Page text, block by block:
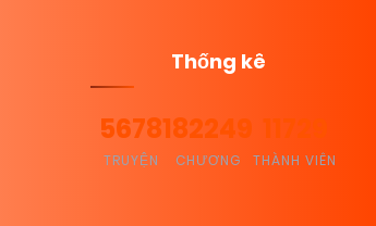
Thống kê
5678
TRUYỆN
182249
CHƯƠNG THÀNH VIÊN